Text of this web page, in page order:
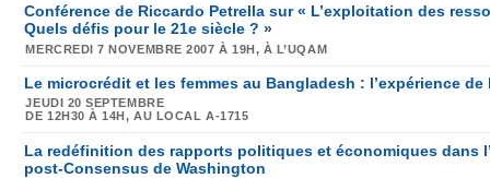
Conférence de Riccardo Petrella sur « L’exploitation des
Quels défis pour le 21e siècle ? »
MERCREDI 7 NOVEMBRE 2007 À 19H, À L’UQAM
Le microcrédit et les femmes au Bangladesh : l’expérience de
JEUDI 20 SEPTEMBRE
DE 12H30 À 14H,AU LOCAL A-1715
La redéfinition des rapports politiques et économiques dans
post-Consensus de Washington